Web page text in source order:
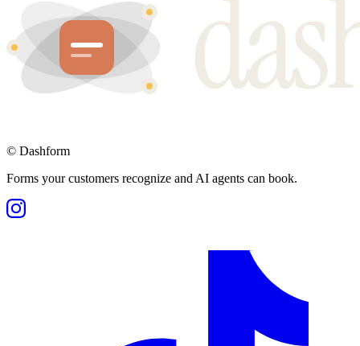
© Dashform
Forms your customers recognize and AI agents can book.